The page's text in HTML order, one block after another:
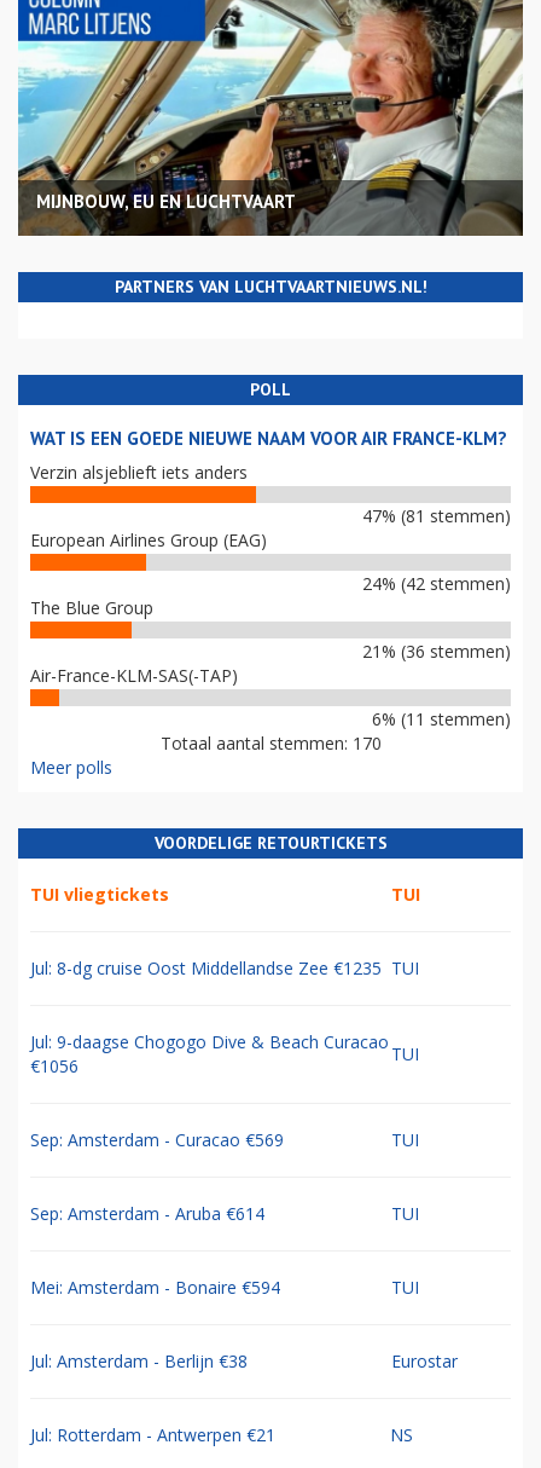
MIJNBOUW, EU EN LUCHTVAART
PARTNERS VAN LUCHTVAARTNIEUWS.NL!
POLL
WAT IS EEN GOEDE NIEUWE NAAM VOOR AIR FRANCE-KLM?
Verzin alsjeblieft iets anders
47% (81 stemmen)
European Airlines Group (EAG)
24% (42 stemmen)
The Blue Group
21% (36 stemmen)
Air-France-KLM-SAS(-TAP)
6% (11 stemmen)
Totaal aantal stemmen: 170
Meer polls
VOORDELIGE RETOURTICKETS
TUI vliegtickets TUI
Jul: 8-dg cruise Oost Middellandse Zee €1235 TUI
Jul: 9-daagse Chogogo Dive & Beach Curacao
€1056
TUI
Sep: Amsterdam - Curacao €569 TUI
Sep: Amsterdam - Aruba €614 TUI
Mei: Amsterdam - Bonaire €594 TUI
Jul: Amsterdam - Berlijn €38 Eurostar
Jul: Rotterdam - Antwerpen €21 NS